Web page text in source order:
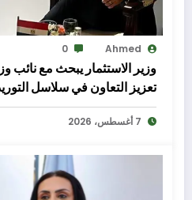
Ahmed
0
وزير الاستثمار يبحث
تعزيز التعاون في سلاسل
7 أغسطس، 2026